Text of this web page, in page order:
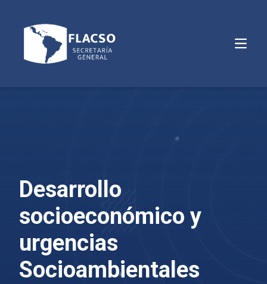
Abrir
Desarrollo
socioeconómico y
urgencias
Socioambientales